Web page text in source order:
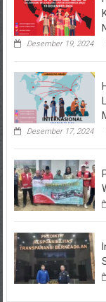
Desember 19, 2024
Desember 17, 2024